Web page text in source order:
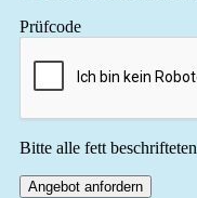
Prüfcode
Bitte alle fett
Angebot anfordern